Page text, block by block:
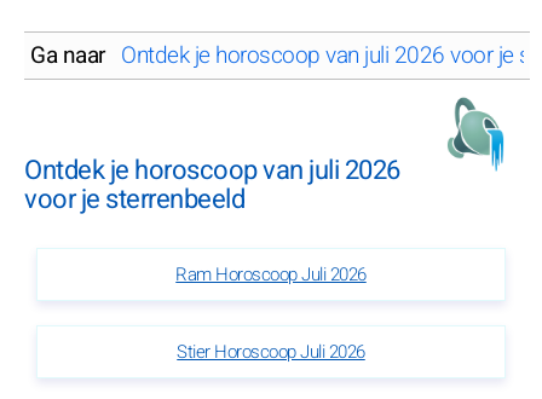
Ga naar Ontdek je horoscoop van juli 2026 voor je
Ontdek je horoscoop van juli 2026
voor je sterrenbeeld
Ram Horoscoop Juli 2026
Stier Horoscoop Juli 2026